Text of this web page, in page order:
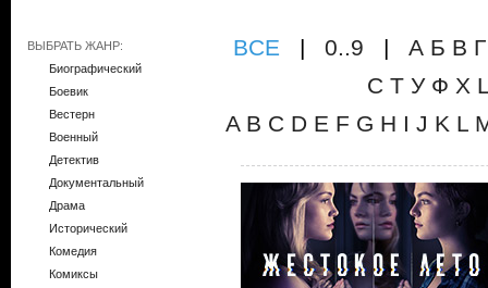
ВЫБРАТЬ ЖАНР:
Биографический
Боевик
Вестерн
Военный
Детектив
Документальный
Драма
Исторический
Комедия
Комиксы
ВCE | 0..9 | А Б В Г
С Т У Ф Х
A B C D E F G H I J K L